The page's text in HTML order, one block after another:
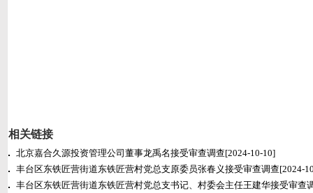
相关链接
北京嘉合久源投资管理公司董事龙禹名接受审查调查[2024-10-10]
丰台区东铁匠营街道东铁匠营村党总支原委员张春义接受审查调查[2024-
丰台区东铁匠营街道东铁匠营村党总支书记、村委会主任王建华接受审查